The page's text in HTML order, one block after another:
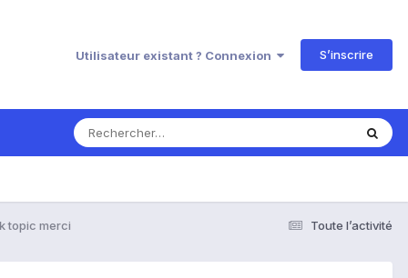
Utilisateur existant ? Connexion S’inscrire
Toute l’activité
topic merci